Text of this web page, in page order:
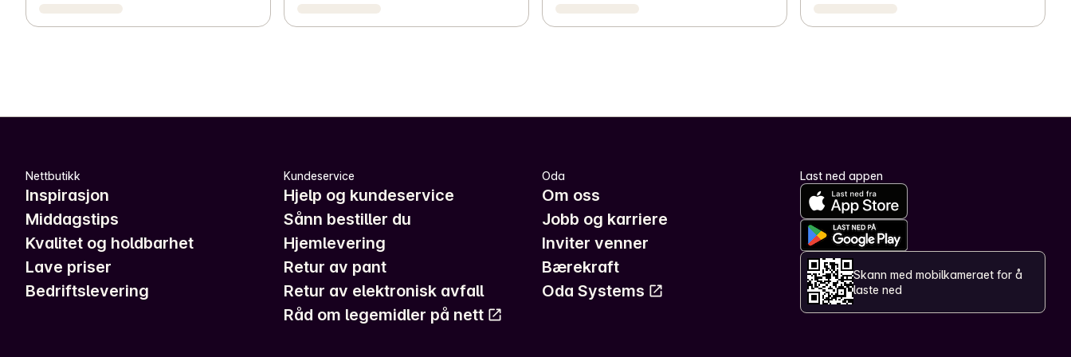
Nettbutikk
Inspirasjon
Middagstips
Kvalitet og holdbarhet
Lave priser
Bedriftslevering
Kundeservice
Hjelp og kundeservice
Sånn bestiller du
Hjemlevering
Retur av pant
Retur av elektronisk avfall
Råd om legemidler på nett
Oda
Om oss
Jobb og karriere
Inviter venner
Bærekraft
Oda Systems
Last ned appen
Skann med mobilkameraet for å
laste ned